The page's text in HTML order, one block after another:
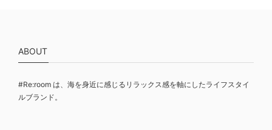
ABOUT
#Re:room は、海を身近に感じるリラックス感を軸にしたライフスタイ
ルブランド。